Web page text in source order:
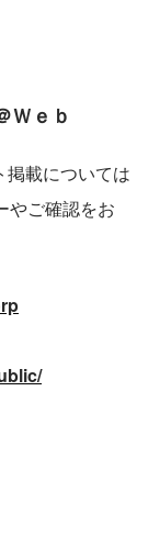
Ｗｅｂ
載については
やご確認をお